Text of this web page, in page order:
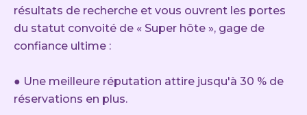
résultats de recherche et vous ouvrent les portes
du statut convoité de « Super hôte », gage de
confiance ultime :
● Une meilleure réputation attire jusqu'à 30 % de
réservations en plus.